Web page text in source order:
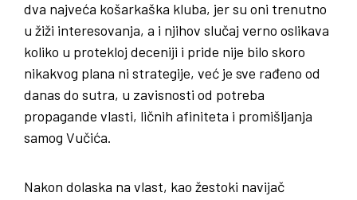
dva najveća košarkaška kluba, jer su oni trenutno
u žiži interesovanja, a i njihov slučaj verno oslikava
koliko u protekloj deceniji i pride nije bilo skoro
nikakvog plana ni strategije, već je sve rađeno od
danas do sutra, u zavisnosti od potreba
propagande vlasti, ličnih afiniteta i promišljanja
samog Vučića.
Nakon dolaska na vlast, kao žestoki navijač